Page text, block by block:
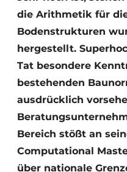
die Arithmetik für
Bodenstrukturen
hergestellt.
Tat besondere
bestehenden
ausdrücklich
Bereich stößt an
Computational
über nationale